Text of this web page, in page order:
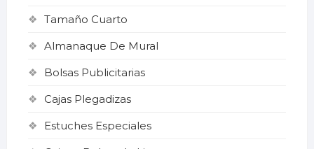
Tamaño Cuarto
Almanaque De Mural
Bolsas Publicitarias
Cajas Plegadizas
Estuches Especiales